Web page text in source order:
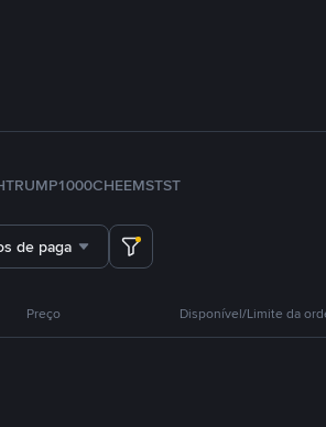
TRUMP1000CHEEMSTST
de pagamento
Preço Disponível/Limite da